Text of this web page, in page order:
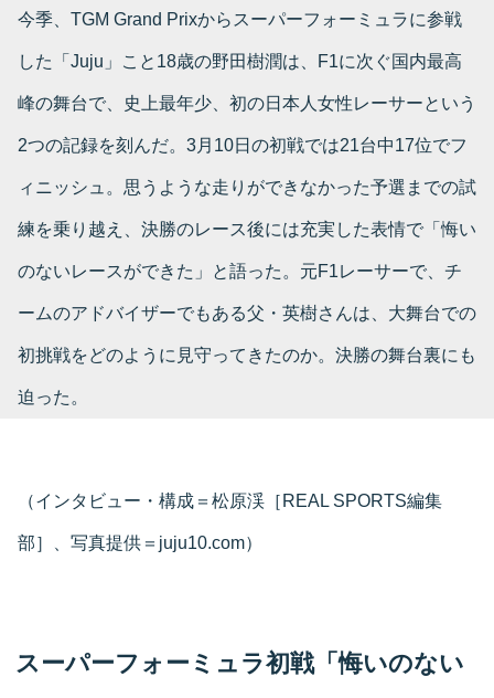
今季、TGM Grand Prixからスーパーフォーミュラに参戦
した「Juju」こと18歳の野田樹潤は、F1に次ぐ国内最高
峰の舞台で、史上最年少、初の日本人女性レーサーという
2つの記録を刻んだ。3月10日の初戦では21台中17位でフ
ィニッシュ。思うような走りができなかった予選までの試
練を乗り越え、決勝のレース後には充実した表情で「悔い
のないレースができた」と語った。元F1レーサーで、チ
ームのアドバイザーでもある父・英樹さんは、大舞台での
初挑戦をどのように見守ってきたのか。決勝の舞台裏にも
迫った。
（インタビュー・構成＝松原渓［REAL SPORTS編集
部］、写真提供＝juju10.com）
スーパーフォーミュラ初戦「悔いのない